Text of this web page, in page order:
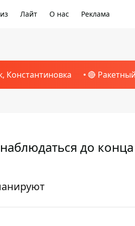
Лайт О нас Реклама
Константиновка 🔴
до